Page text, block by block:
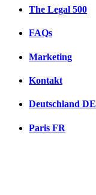
The Legal 500
FAQs
Marketing
Kontakt
Deutschland DE
Paris FR